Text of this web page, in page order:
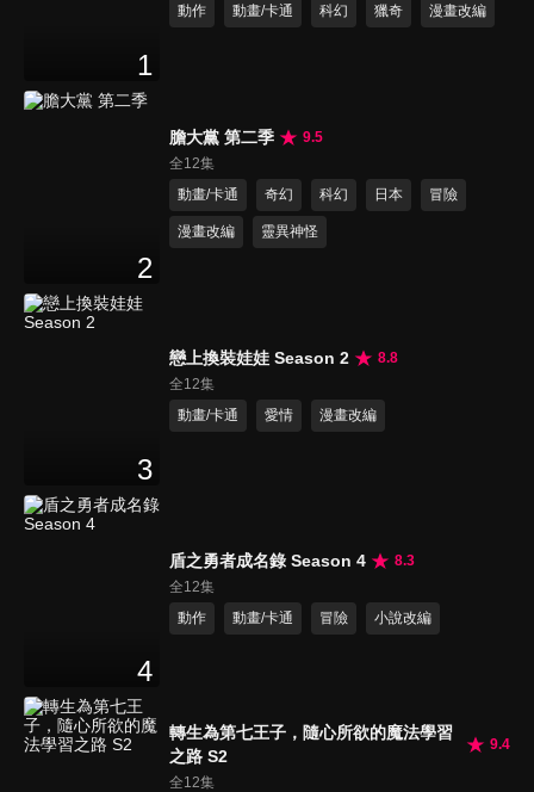
1
動作
動畫/卡通 科幻 獵奇 漫畫改編
2
膽大黨 第二季
9.5
全12集
動畫/卡通
奇幻 科幻 日本 冒險
漫畫改編 靈異神怪
3
戀上換裝娃娃 Season 2
8.8
全12集
動畫/卡通
愛情 漫畫改編
4
盾之勇者成名錄 Season 4
8.3
全12集
動作
動畫/卡通 冒險 小說改編
轉生為第七王子，隨心所欲的魔法學習
之路 S2
9.4
全12集